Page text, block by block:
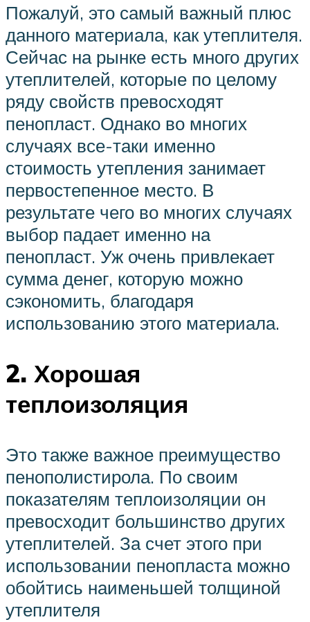
Пожалуй, это самый важный плюс
данного материала, как утеплителя.
Сейчас на рынке есть много других
утеплителей, которые по целому
ряду свойств превосходят
пенопласт. Однако во многих
случаях все-таки именно
стоимость утепления занимает
первостепенное место. В
результате чего во многих случаях
выбор падает именно на
пенопласт. Уж очень привлекает
сумма денег, которую можно
сэкономить, благодаря
использованию этого материала.
2. Хорошая
теплоизоляция
Это также важное преимущество
пенополистирола. По своим
показателям теплоизоляции он
превосходит большинство других
утеплителей. За счет этого при
использовании пенопласта можно
обойтись наименьшей толщиной
утеплителя